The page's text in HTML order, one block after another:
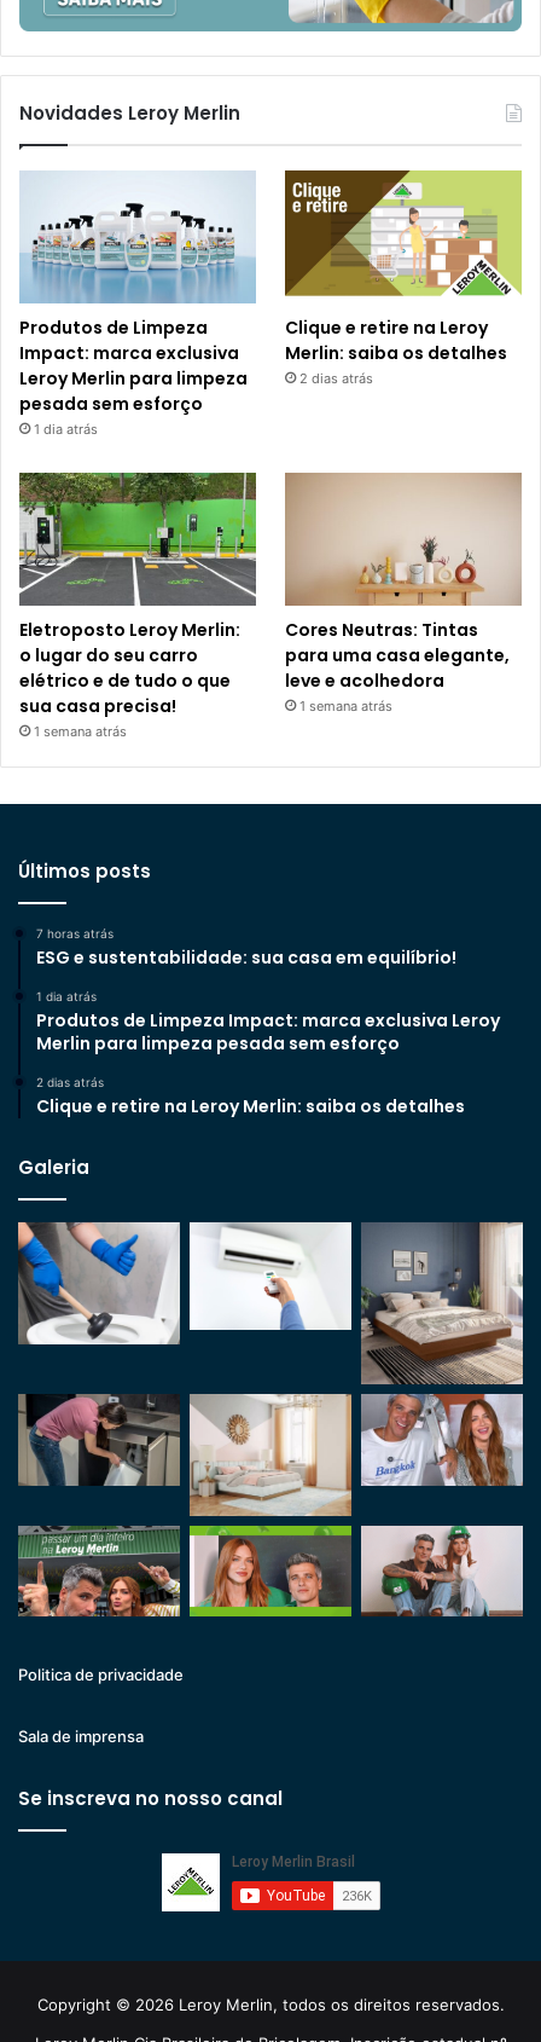
Novidades Leroy Merlin
Produtos de Limpeza
Impact: marca exclusiva
Leroy Merlin para limpeza
pesada sem esforço
1 dia atrás
Clique e retire na Leroy
Merlin: saiba os detalhes
2 dias atrás
Eletroposto Leroy Merlin:
o lugar do seu carro
elétrico e de tudo o que
sua casa precisa!
1 semana atrás
Cores Neutras: Tintas
para uma casa elegante,
leve e acolhedora
1 semana atrás
Últimos posts
7 horas atrás
ESG e sustentabilidade: sua casa em equilíbrio!
1 dia atrás
Produtos de Limpeza Impact: marca exclusiva Leroy
Merlin para limpeza pesada sem esforço
2 dias atrás
Clique e retire na Leroy Merlin: saiba os detalhes
Galeria
Politica de privacidade
Sala de imprensa
Se inscreva no nosso canal
Copyright © 2026 Leroy Merlin, todos os direitos reservados.